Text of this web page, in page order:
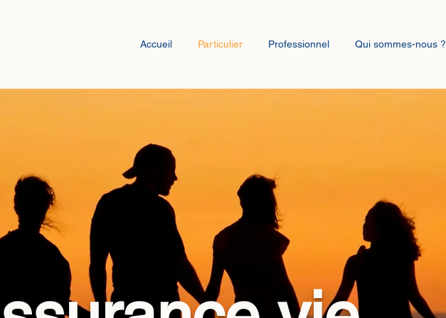
Accueil Particulier Professionnel Qui sommes-nous ?